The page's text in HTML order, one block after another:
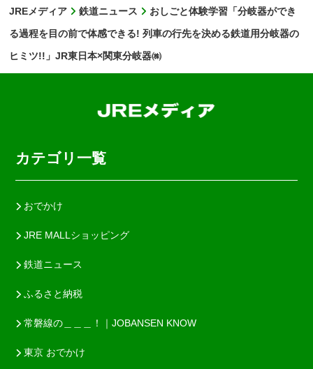
JREメディア 鉄道ニュース
おしごと体験学習「分岐器ができ
る過程を目の前で体感できる! 列車の行先を決める鉄道用分岐器の
ヒミツ!!」JR東日本×関東分岐器㈱
カテゴリ一覧
おでかけ
JRE MALLショッピング
鉄道ニュース
ふるさと納税
常磐線の＿＿＿！｜JOBANSEN KNOW
東京 おでかけ